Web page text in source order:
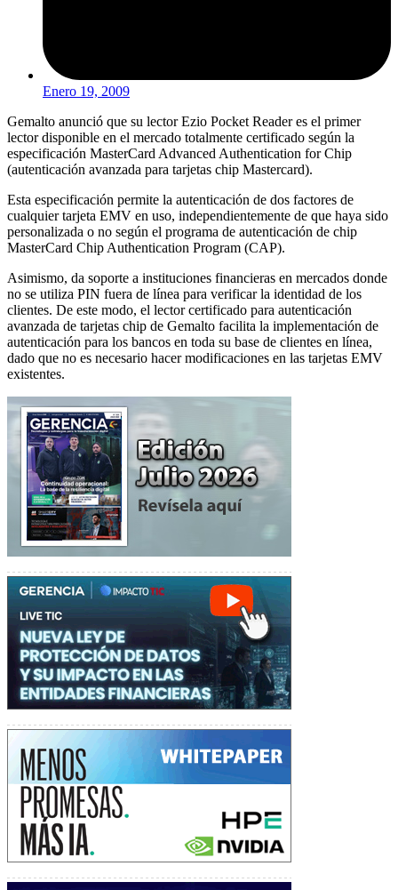
Enero 19, 2009
Gemalto anunció que su lector Ezio Pocket Reader es el primer
lector disponible en el mercado totalmente certificado según la
especificación MasterCard Advanced Authentication for Chip
(autenticación avanzada para tarjetas chip Mastercard).
Esta especificación permite la autenticación de dos factores de
cualquier tarjeta EMV en uso, independientemente de que haya sido
personalizada o no según el programa de autenticación de chip
MasterCard Chip Authentication Program (CAP).
Asimismo, da soporte a instituciones financieras en mercados donde
no se utiliza PIN fuera de línea para verificar la identidad de los
clientes. De este modo, el lector certificado para autenticación
avanzada de tarjetas chip de Gemalto facilita la implementación de
autenticación para los bancos en toda su base de clientes en línea,
dado que no es necesario hacer modificaciones en las tarjetas EMV
existentes.